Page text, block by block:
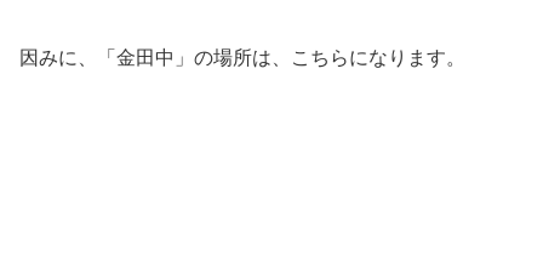
因みに、「金田中」の場所は、こちらになります。